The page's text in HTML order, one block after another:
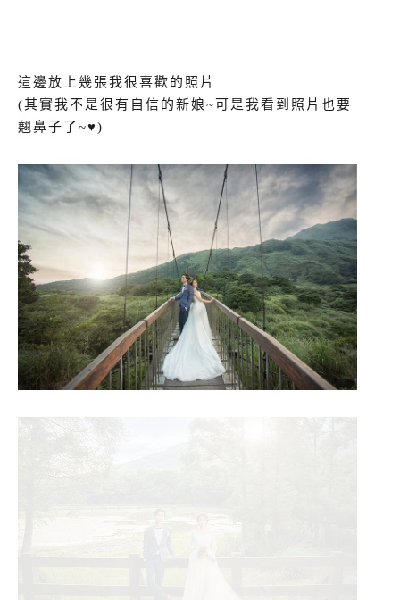
這邊放上幾張我很喜歡的照片
(其實我不是很有自信的新娘~可是我看到照片也要
翹鼻子了~♥)